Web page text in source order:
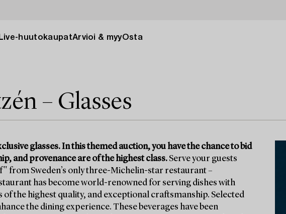
Live-huutokaupatArvioi & myyOsta
– Glasses
glasses. In this themed auction, you have the chance to bid
and provenance are of the highest class. Serve your guests
from Sweden’s only three-Michelin-star restaurant –
has become world-renowned for serving dishes with
the highest quality, and exceptional craftsmanship. Selected
the dining experience. These beverages have been